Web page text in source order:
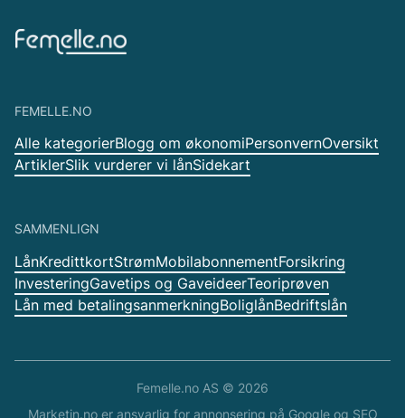
FEMELLE.NO
Alle kategorierBlogg om økonomiPersonvernOversikt
ArtiklerSlik vurderer vi lånSidekart
SAMMENLIGN
LånKredittkortStrømMobilabonnementForsikring
InvesteringGavetips og GaveideerTeoriprøven
Lån med betalingsanmerkningBoliglånBedriftslån
Femelle.no AS © 2026
Marketin.noer ansvarlig for annonsering på Googleog SEO